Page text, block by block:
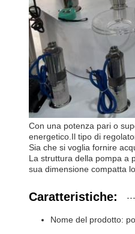
Con una potenza pari o
energetico.Il tipo di
Sia che si voglia fornire
La struttura della pompa a
sua dimensione compatta
Caratteristiche:
Nome del prodotto: